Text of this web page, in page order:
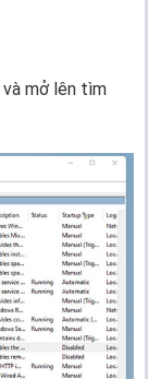
và mở lên tìm